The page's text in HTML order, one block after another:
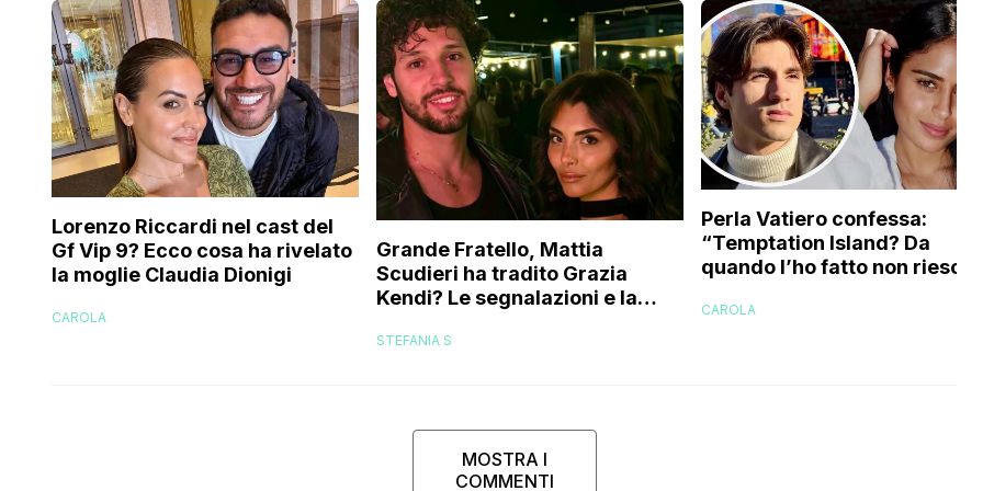
Lorenzo Riccardi nel cast del
Gf Vip 9? Ecco cosa ha rivelato
la moglie Claudia Dionigi
CAROLA
Grande Fratello, Mattia
Scudieri ha tradito Grazia
Kendi? Le segnalazioni e la
STEFANIA S
Perla Vatiero confessa:
“Temptation Island? Da
quando l’ho fatto non riesco
CAROLA
MOSTRA I
COMMENTI